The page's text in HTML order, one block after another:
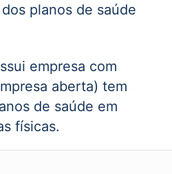
planos de saúde
empresa com
aberta) tem
de saúde em
físicas.